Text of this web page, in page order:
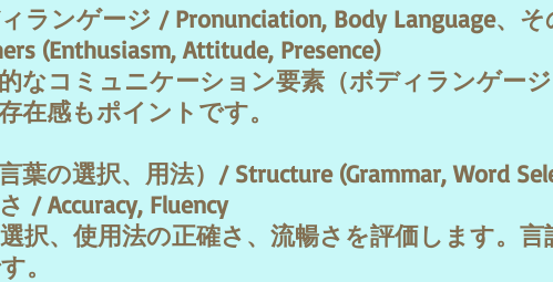
ランゲージ / Pronunciation, Body Language、 そ
(Enthusiasm, Attitude, Presence)
なコミュニケーション要素（ボディランゲー
在感もポイントです。
葉の選択、用法）/ Structure (Grammar, Word
/ Accuracy, Fluency
択、使用法の正確さ、流暢さを評価します。
。